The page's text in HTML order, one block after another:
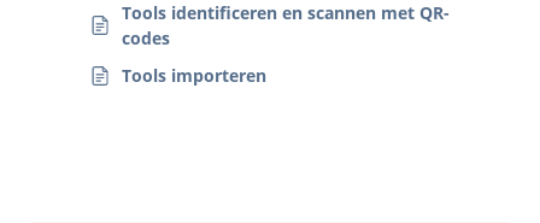
Tools identificeren en scannen met QR-
codes
Tools importeren